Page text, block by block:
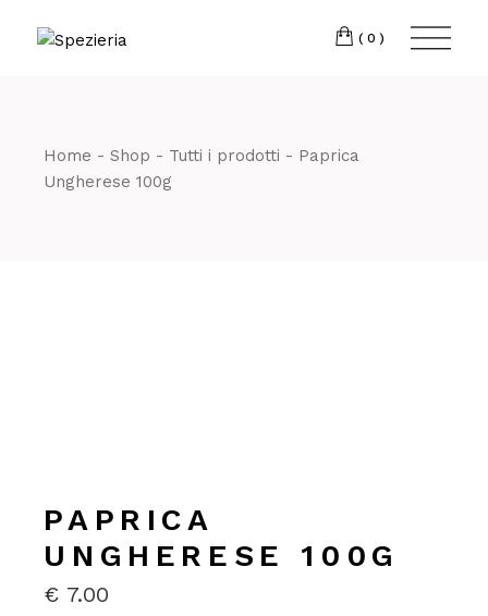
(0)
Home Shop Tutti i prodotti
Paprica
Ungherese 100g
PAPRICA
UNGHERESE 100G
€ 7.00
Telefono